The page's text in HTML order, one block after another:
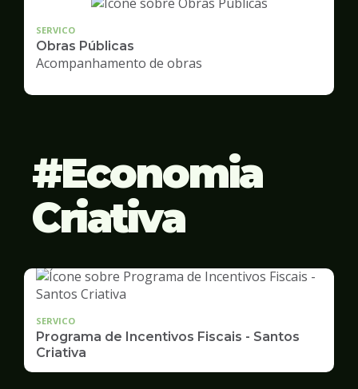
SERVICO
Obras Públicas
Acompanhamento de obras
Economia
Criativa
SERVICO
Programa de Incentivos Fiscais - Santos
Criativa